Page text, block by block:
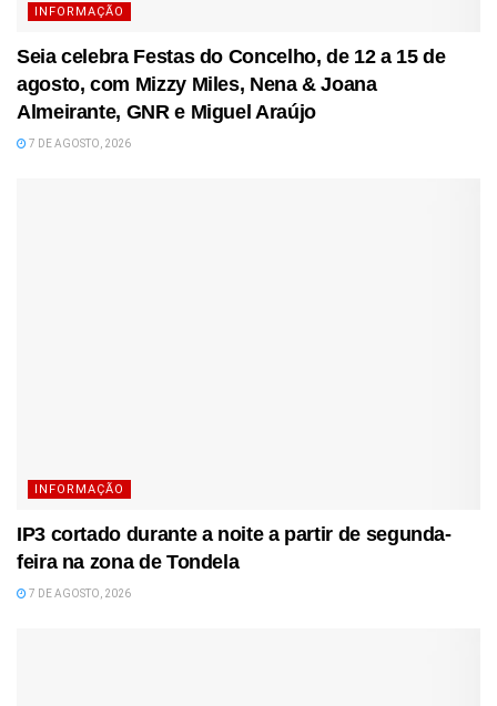
INFORMAÇÃO
Seia celebra Festas do Concelho, de 12 a 15 de
agosto, com Mizzy Miles, Nena & Joana
Almeirante, GNR e Miguel Araújo
7 DE AGOSTO, 2026
INFORMAÇÃO
IP3 cortado durante a noite a partir de segunda-
feira na zona de Tondela
7 DE AGOSTO, 2026